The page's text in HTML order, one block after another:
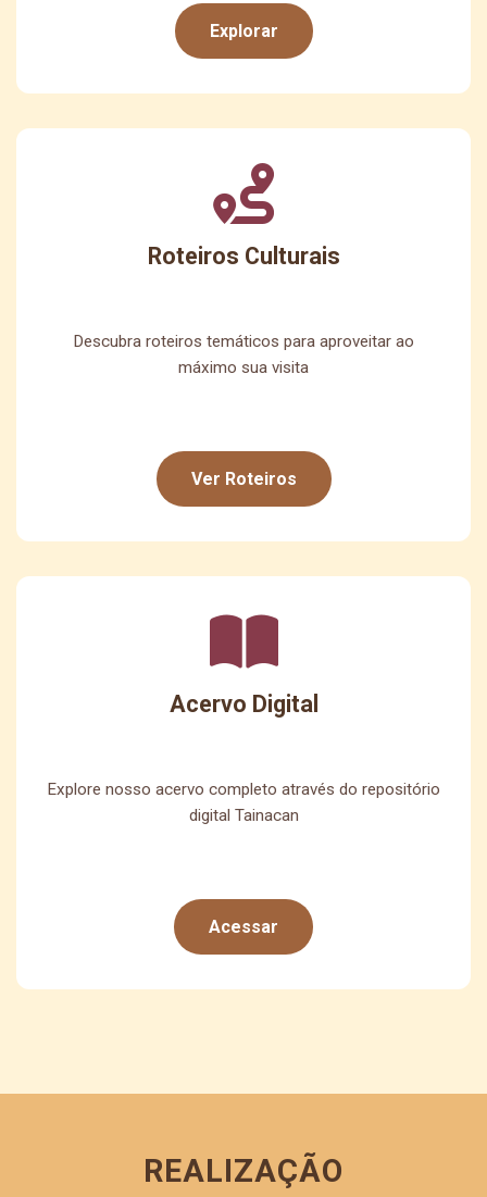
Explorar
Roteiros Culturais
Descubra roteiros temáticos para aproveitar ao
máximo sua visita
Ver Roteiros
Acervo Digital
Explore nosso acervo completo através do repositório
digital Tainacan
Acessar
REALIZAÇÃO